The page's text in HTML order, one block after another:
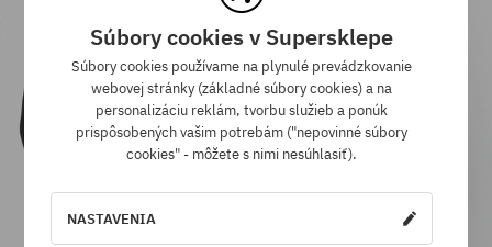
Súbory cookies v Supersklepe
Súbory cookies používame na plynulé prevádzkovanie
webovej stránky (základné súbory cookies) a na
personalizáciu reklám, tvorbu služieb a ponúk
prispôsobených vašim potrebám ("nepovinné súbory
cookies" - môžete s nimi nesúhlasiť).
NASTAVENIA